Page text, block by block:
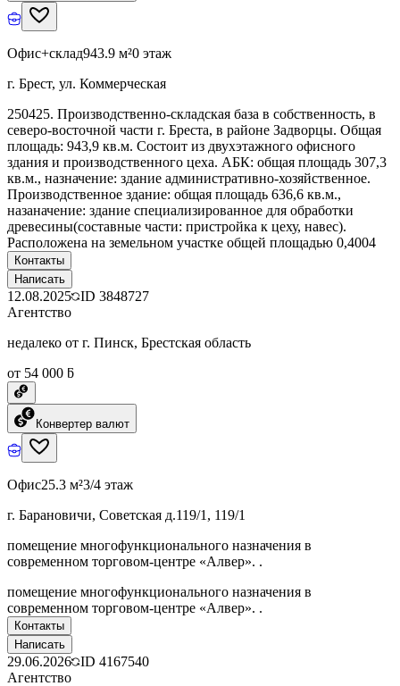
Офис+склад943.9 м²0 этаж
г. Брест, ул. Коммерческая
250425. Производственно-складская база в собственность, в
северо-восточной части г. Бреста, в районе Задворцы. Общая
площадь: 943,9 кв.м. Состоит из двухэтажного офисного
здания и производственного цеха. АБК: общая площадь 307,3
кв.м., назначение: здание административно-хозяйственное.
Производственное здание: общая площадь 636,6 кв.м.,
назаначение: здание специализированное для обработки
древесины(составные части: пристройка к цеху, навес).
Расположена на земельном участке общей площадью 0,4004
Контакты
Написать
12.08.2025 ID 3848727
Агентство
недалеко от г. Пинск, Брестская область
от 54 000 ƃ
Конвертер валют
Офис25.3 м²3/4 этаж
г. Барановичи, Советская д.119/1, 119/1
помещение многофункционального назначения в
современном торговом-центре «Алвер». .
помещение многофункционального назначения в
современном торговом-центре «Алвер». .
Контакты
Написать
29.06.2026 ID 4167540
Агентство